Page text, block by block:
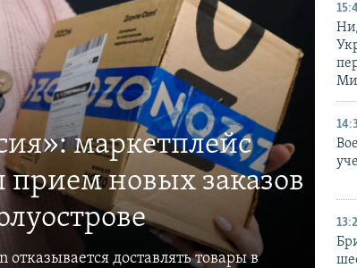
маркетплейс
прием новых заказов
доставлять товары в